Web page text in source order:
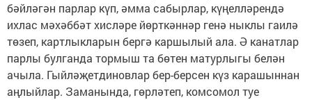
бәйләгән парлар күп, әмма сабырлар, күңелләрендә
ихлас мәхәббәт хисләре йөрткәннәр генә ныклы гаилә
төзеп, картлыкларын бергә каршылый ала. Ә канатлар
парлы булганда тормыш та бөтен матурлыгы белән
ачыла. Гыйләҗетдиновлар бер-берсен күз карашыннан
аңлыйлар. Заманында, гөрләтеп, комсомол туе